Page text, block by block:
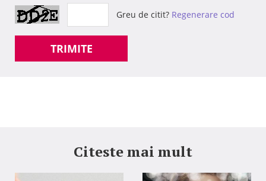
Greu de citit? Regenerare cod
TRIMITE
Citeste mai mult